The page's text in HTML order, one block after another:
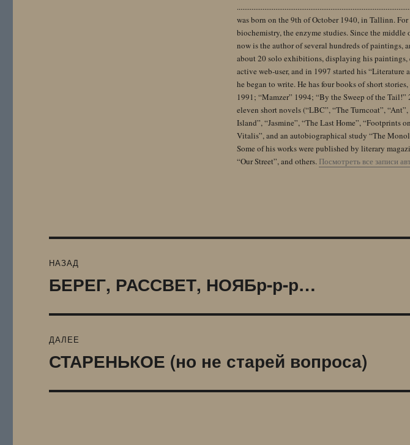
was born on the 9th of October 1940, in Tallinn.
biochemistry, the enzyme studies. Since the
now is the author of several hundreds of paintings,
about 20 solo exhibitions, displaying his
active web-user, and in 1997 started his “Literature
he began to write. He has four books of short
1991; “Mamzer” 1994; “By the Sweep of the
eleven short novels (“LBC”, “The Turncoat”,
Island”, “Jasmine”, “The Last Home”, “Footprints
Vitalis”, and an autobiographical study “The
Some of his works were published by literary
“Our Street”, and others. Посмотреть все записи
по
НАЗАД
Предыдущая
БЕРЕГ, РАССВЕТ, НОЯБр-р-р…
ДАЛЕЕ
Следующая
СТАРЕНЬКОЕ (но не старей вопроса)